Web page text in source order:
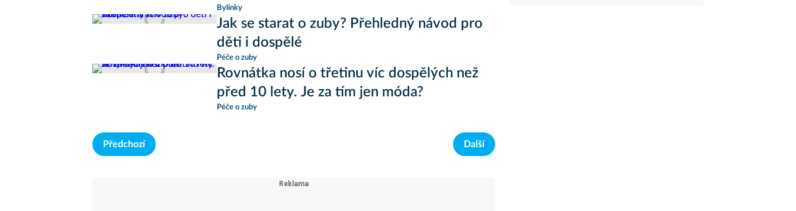
Bylinky
Jak se starat o zuby? Přehledný návod pro
děti i dospělé
Péče o zuby
Rovnátka nosí o třetinu víc dospělých než
před 10 lety. Je za tím jen móda?
Péče o zuby
Předchozí Další